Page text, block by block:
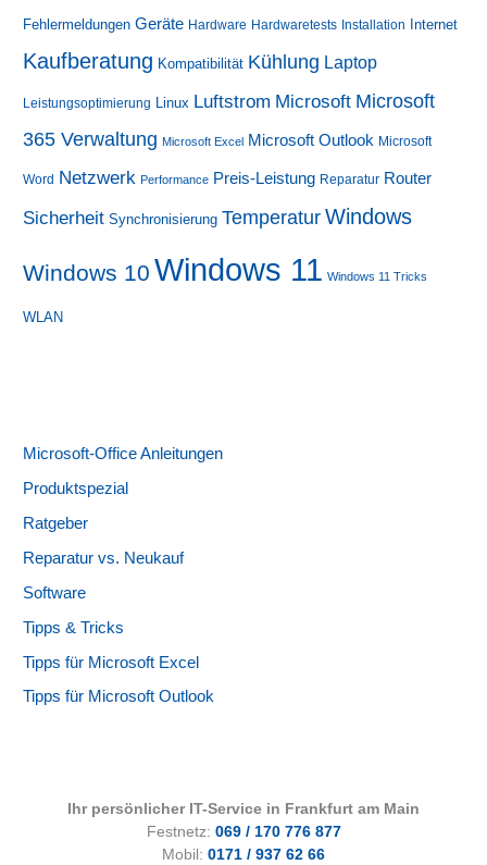
Fehlermeldungen Geräte Hardware Hardwaretests Installation Internet
Kaufberatung Kompatibilität Kühlung Laptop
Leistungsoptimierung Linux Luftstrom Microsoft Microsoft
365 Verwaltung Microsoft Excel Microsoft Outlook Microsoft
Word Netzwerk Performance Preis-Leistung Reparatur Router
Sicherheit Synchronisierung Temperatur Windows
Windows 10 Windows 11 Windows 11 Tricks
WLAN
Microsoft-Office Anleitungen
Produktspezial
Ratgeber
Reparatur vs. Neukauf
Software
Tipps & Tricks
Tipps für Microsoft Excel
Tipps für Microsoft Outlook
Ihr persönlicher IT-Service in Frankfurt am Main
Festnetz: 069 / 170 776 877
Mobil: 0171 / 937 62 66